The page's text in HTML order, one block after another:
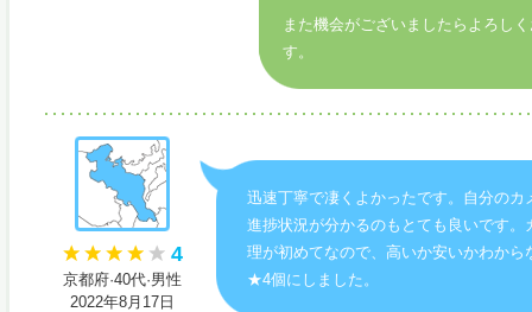
また機会がございましたらよろし
す。
4
京都府·40代·男性
2022年8月17日
迅速丁寧で凄くよかったです。自分のカ
進捗状況が分かるのもとても良いです。
理が初めてなので、高いか安いかわから
★4個にしました。